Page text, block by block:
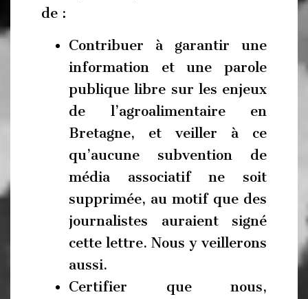
de :
Contribuer à garantir une
information et une parole
publique libre sur les enjeux
de l’agroalimentaire en
Bretagne, et veiller à ce
qu’aucune subvention de
média associatif ne soit
supprimée, au motif que des
journalistes auraient signé
cette lettre. Nous y veillerons
aussi.
Certifier que nous,